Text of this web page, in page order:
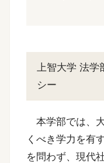
上智大学 法
シー
本学部では、
くべき学力を有
を問わず、現代